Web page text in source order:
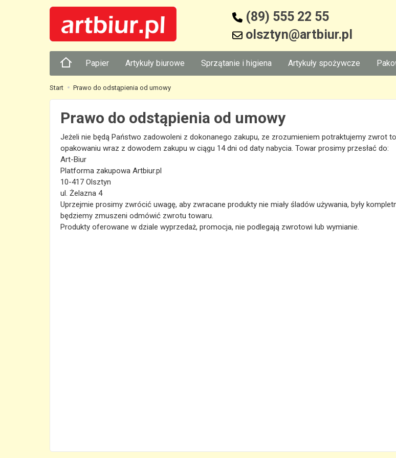
(89) 555 22 55
olsztyn@artbiur.pl
Papier Artykuły biurowe Sprzątanie i higiena Artykuły spożywcze
Start Prawo do odstąpienia od umowy
Prawo do odstąpienia od umowy
Jeżeli nie będą Państwo zadowoleni z dokonanego zakupu, ze zrozumieniem potraktujemy zwrot
opakowaniu wraz z dowodem zakupu w ciągu 14 dni od daty nabycia. Towar prosimy przesłać do:
Art-Biur
Platforma zakupowa Artbiur.pl
10-417 Olsztyn
ul. Żelazna 4
Uprzejmie prosimy zwrócić uwagę, aby zwracane produkty nie miały śladów używania, były
będziemy zmuszeni odmówić zwrotu towaru.
Produkty oferowane w dziale wyprzedaż, promocja, nie podlegają zwrotowi lub wymianie.